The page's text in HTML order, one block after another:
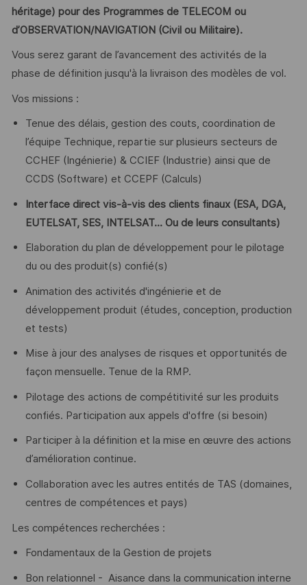
héritage) pour des Programmes de TELECOM ou
d’OBSERVATION/NAVIGATION (Civil ou Militaire).
Vous serez garant de l’avancement des activités de la
phase de définition jusqu'à la livraison des modèles de vol.
Vos missions :
Tenue des délais, gestion des couts, coordination de
l’équipe Technique, repartie sur plusieurs secteurs de
CCHEF (Ingénierie) & CCIEF (Industrie) ainsi que de
CCDS (Software) et CCEPF (Calculs)
Interface direct vis-à-vis des clients finaux (ESA, DGA,
EUTELSAT, SES, INTELSAT... Ou de leurs consultants)
Elaboration du plan de développement pour le pilotage
du ou des produit(s) confié(s)
Animation des activités d'ingénierie et de
développement produit (études, conception, production
et tests)
Mise à jour des analyses de risques et opportunités de
façon mensuelle. Tenue de la RMP.
Pilotage des actions de compétitivité sur les produits
confiés. Participation aux appels d'offre (si besoin)
Participer à la définition et la mise en œuvre des actions
d’amélioration continue.
Collaboration avec les autres entités de TAS (domaines,
centres de compétences et pays)
Les compétences recherchées :
Fondamentaux de la Gestion de projets
Bon relationnel - Aisance dans la communication interne